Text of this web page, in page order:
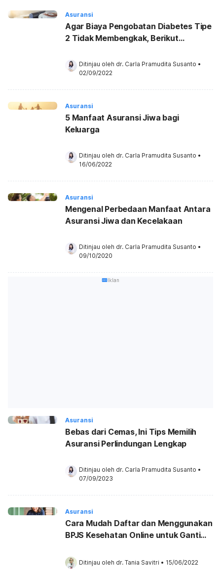
Asuransi
Agar Biaya Pengobatan Diabetes Tipe
2 Tidak Membengkak, Berikut
Ditinjau oleh dr. Carla Pramudita Susanto •
02/09/2022
Asuransi
5 Manfaat Asuransi Jiwa bagi
Keluarga
Ditinjau oleh dr. Carla Pramudita Susanto •
16/06/2022
Asuransi
Mengenal Perbedaan Manfaat Antara
Asuransi Jiwa dan Kecelakaan
Ditinjau oleh dr. Carla Pramudita Susanto •
09/10/2020
Iklan
Asuransi
Bebas dari Cemas, Ini Tips Memilih
Asuransi Perlindungan Lengkap
Ditinjau oleh dr. Carla Pramudita Susanto •
07/09/2023
Asuransi
Cara Mudah Daftar dan Menggunakan
BPJS Kesehatan Online untuk Ganti
Ditinjau oleh dr. Tania Savitri • 15/06/2022